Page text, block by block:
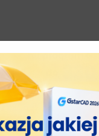
pomieszczeń”.